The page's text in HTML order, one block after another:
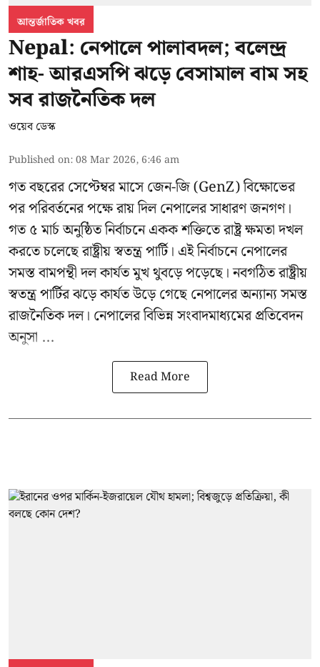
আন্তর্জাতিক খবর
Nepal: নেপালে পালাবদল; বলেন্দ্র
শাহ- আরএসপি ঝড়ে বেসামাল বাম সহ
সব রাজনৈতিক দল
ওয়েব ডেস্ক
Published on:08 Mar 2026, 6:46 am
গত বছরের সেপ্টেম্বর মাসে জেন-জি (GenZ) বিক্ষোভের
পর পরিবর্তনের পক্ষে রায় দিল নেপালের সাধারণ জনগণ।
গত ৫ মার্চ অনুষ্ঠিত নির্বাচনে একক শক্তিতে রাষ্ট্র ক্ষমতা দখল
করতে চলেছে রাষ্ট্রীয় স্বতন্ত্র পার্টি। এই নির্বাচনে নেপালের
সমস্ত বামপন্থী দল কার্যত মুখ থুবড়ে পড়েছে। নবগঠিত রাষ্ট্রীয়
স্বতন্ত্র পার্টির ঝড়ে কার্যত উড়ে গেছে নেপালের অন্যান্য সমস্ত
রাজনৈতিক দল। নেপালের বিভিন্ন সংবাদমাধ্যমের প্রতিবেদন
অনুসা ...
Read More